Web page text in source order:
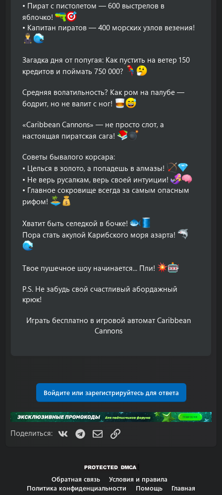
• Пират с пистолетом — 600 выстрелов в
яблочко!
• Капитан пиратов — 400 морских узлов везения!
Загадка дня от попугая: Как пустить на ветер 150
кредитов и поймать 750 000?
Средняя волатильность? Как ром на палубе —
бодрит, но не валит с ног!
«Caribbean Cannons» — не просто слот, а
настоящая пиратская сага!
Советы бывалого корсара:
• Целься в золото, а попадешь в алмазы!
• Не верь русалкам, верь своей интуиции!
• Главное сокровище всегда за самым опасным
рифом!
Хватит быть селедкой в бочке!
Пора стать акулой Карибского моря азарта!
Твое пушечное шоу начинается... Пли!
P.S. Не забудь свой счастливый абордажный
крюк!
Играть бесплатно в игровой автомат Caribbean
Cannons​
Войдите или зарегистрируйтесь для ответа
Поделиться: VK TelegramЭлектронная почта
Ссылка
Обратная связь
Условия и правила
Политика конфиденциальности
Помощь Главная